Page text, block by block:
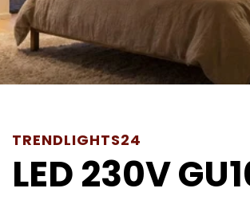
TRENDLIGHTS24
LED 230V